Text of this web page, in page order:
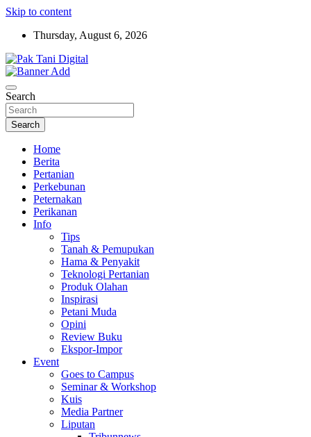
Skip to content
Thursday, August 6, 2026
Pak Tani Digital
Search
Search
Home
Berita
Pertanian
Perkebunan
Peternakan
Perikanan
Info
Tips
Tanah & Pemupukan
Hama & Penyakit
Teknologi Pertanian
Produk Olahan
Inspirasi
Petani Muda
Opini
Review Buku
Ekspor-Impor
Event
Goes to Campus
Seminar & Workshop
Kuis
Media Partner
Liputan